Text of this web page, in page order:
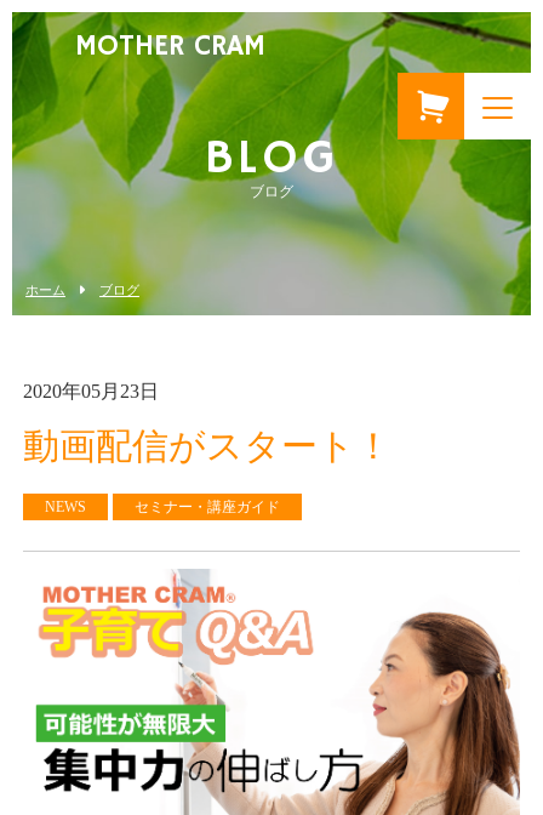
MOTHER CRAM
BLOG
ブログ
ホーム ブログ
2020年05月23日
動画配信がスタート！
NEWS セミナー・講座ガイド